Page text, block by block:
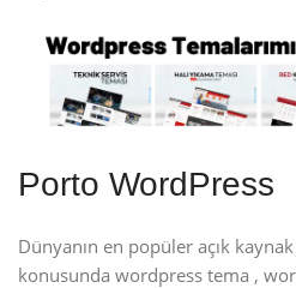
Porto WordPress
Dünyanın en popüler açık
konusunda wordpress tema ,